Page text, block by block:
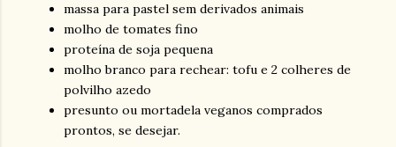
massa para pastel sem derivados animais
molho de tomates fino
proteína de soja pequena
molho branco para rechear: tofu e 2 colheres de
polvilho azedo
presunto ou mortadela veganos comprados
prontos, se desejar.